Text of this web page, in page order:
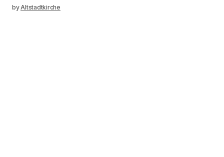
byAltstadtkirche